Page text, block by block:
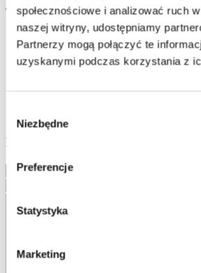
społecznościowe i analizować ruch
naszej witryny, udostępniamy
Partnerzy mogą połączyć te
uzyskanymi podczas korzystania z
zgody
Niezbędne
Preferencje
Statystyka
Marketing
Tagi:
cukinia
cytryna
fasola
Napisz komentarz